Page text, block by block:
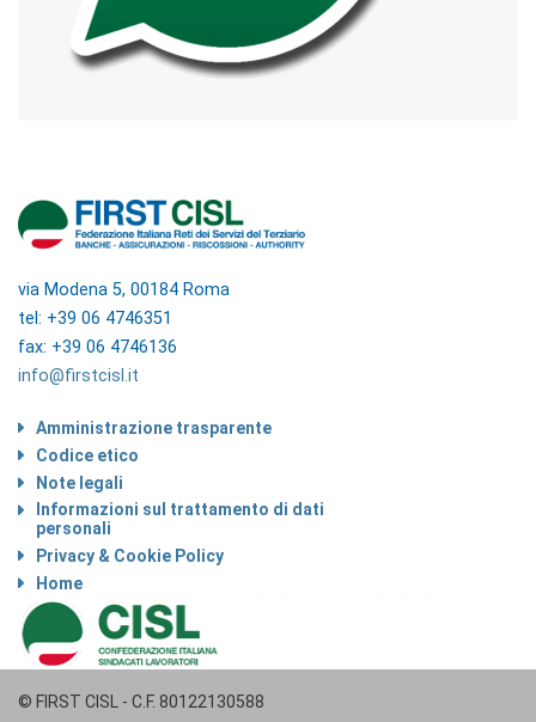
via Modena 5, 00184 Roma
tel: +39 06 4746351
fax: +39 06 4746136
info@firstcisl.it
Amministrazione trasparente
Codice etico
Note legali
Informazioni sul trattamento di dati
personali
Privacy & Cookie Policy
Home
© FIRST CISL - C.F. 80122130588